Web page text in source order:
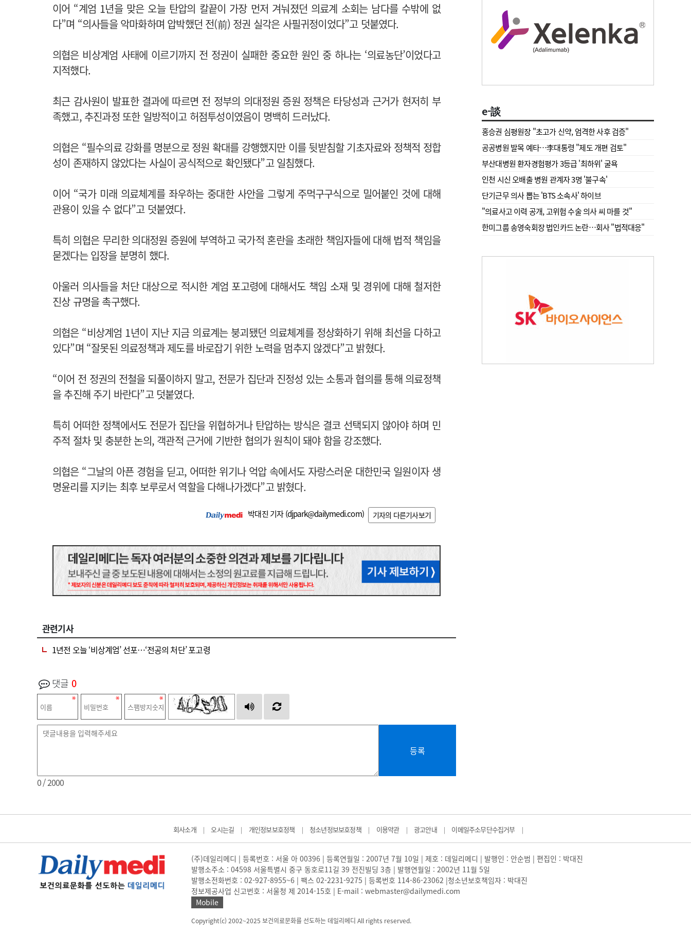
이어 “계엄 1년을 맞은 오늘 탄압의 칼끝이 가장 먼저 겨눠졌던 의료계 소회는 남다를 수밖에 없
다”며 “의사들을 악마화하며 압박했던 전(前) 정권 실각은 사필귀정이었다”고 덧붙였다.
의협은 비상계엄 사태에 이르기까지 전 정권이 실패한 중요한 원인 중 하나는 ‘의료농단’이었다고
지적했다.
최근 감사원이 발표한 결과에 따르면 전 정부의 의대정원 증원 정책은 타당성과 근거가 현저히 부
족했고, 추진과정 또한 일방적이고 허점투성이였음이 명백히 드러났다.
의협은 “필수의료 강화를 명분으로 정원 확대를 강행했지만 이를 뒷받침할 기초자료와 정책적 정합
성이 존재하지 않았다는 사실이 공식적으로 확인됐다”고 일침했다.
이어 “국가 미래 의료체계를 좌우하는 중대한 사안을 그렇게 주먹구구식으로 밀어붙인 것에 대해
관용이 있을 수 없다”고 덧붙였다.
특히 의협은 무리한 의대정원 증원에 부역하고 국가적 혼란을 초래한 책임자들에 대해 법적 책임을
묻겠다는 입장을 분명히 했다.
아울러 의사들을 처단 대상으로 적시한 계엄 포고령에 대해서도 책임 소재 및 경위에 대해 철저한
진상 규명을 촉구했다.
의협은 “비상계엄 1년이 지난 지금 의료계는 붕괴됐던 의료체계를 정상화하기 위해 최선을 다하고
있다”며 “잘못된 의료정책과 제도를 바로잡기 위한 노력을 멈추지 않겠다”고 밝혔다.
“이어 전 정권의 전철을 되풀이하지 말고, 전문가 집단과 진정성 있는 소통과 협의를 통해 의료정책
을 추진해 주기 바란다”고 덧붙였다.
특히 어떠한 정책에서도 전문가 집단을 위협하거나 탄압하는 방식은 결코 선택되지 않아야 하며 민
주적 절차 및 충분한 논의, 객관적 근거에 기반한 협의가 원칙이 돼야 함을 강조했다.
의협은 “그날의 아픈 경험을 딛고, 어떠한 위기나 억압 속에서도 자랑스러운 대한민국 일원이자 생
명윤리를 지키는 최후 보루로서 역할을 다해나가겠다”고 밝혔다.
박대진 기자 (djpark@dailymedi.com) 기자의 다른기사보기
관련기사
1년전 오늘 ‘비상계엄’ 선포…‘전공의 처단’ 포고령
댓글 0
등록
0/ 2000
e-談
홍승권 심평원장 " 초고가 신약, 엄격한 사후 검증"
공공병원 발목 예타…李대통령 "제도 개편 검토"
부산대병원 환자경험평가 3등급 '최하위' 굴욕
인천 시신 오배출 병원 관계자 3명 '불구속'
단기근무 의사 뽑는 'BTS 소속사' 하이브
"의료사고 이력 공개, 고위험 수술 의사 씨 마를 것"
한미그룹 송영숙회장 법인카드 논란…회사 "법적대응"
회사소개 | 오시는길 | 개인정보보호정책 | 청소년정보보호정책 | 이용약관 | 광고안내 | 이메일주소무단수집거부 |
(주)데일리메디 | 등록번호 : 서울 아 00396 | 등록연월일 : 2007년 7월 10일 | 제호 : 데일리메디 | 발행인 : 안순범 | 편집인 : 박대진
발행소주소 : 04598 서울특별시 중구 동호로11길 39 전진빌딩 3층 | 발행연월일 : 2002년 11월 5일
발행소전화번호 : 02-927-8955~6 | 팩스 02-2231-9275 | 등록번호 114-86-23062 |청소년보호책임자 : 박대진
정보제공사업 신고번호 : 서울청 제 2014-15호 | E-mail : webmaster@dailymedi.com
Mobile
Copyright(c) 2002~2025 보건의료문화를 선도하는 데일리메디 All rights reserved.